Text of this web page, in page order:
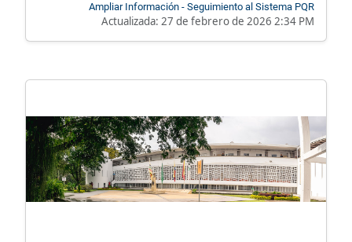
Ampliar Información - Seguimiento al Sistema PQR
Actualizada: 27 de febrero de 2026 2:34 PM